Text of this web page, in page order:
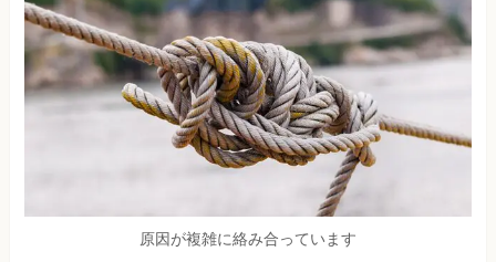
原因が複雑に絡み合っています